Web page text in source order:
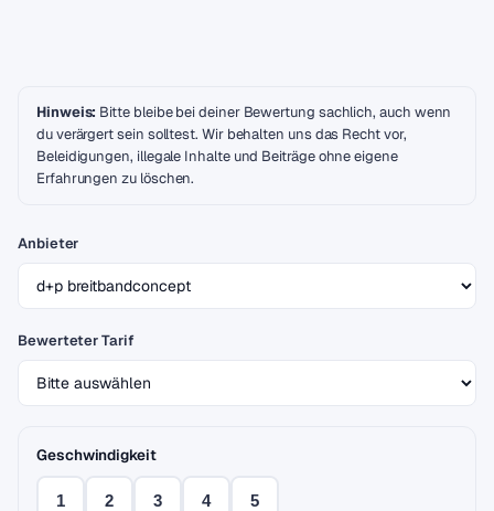
Hinweis: Bitte bleibe bei deiner Bewertung sachlich, auch wenn
du verärgert sein solltest. Wir behalten uns das Recht vor,
Beleidigungen, illegale Inhalte und Beiträge ohne eigene
Erfahrungen zu löschen.
Anbieter
Bewerteter Tarif
Geschwindigkeit
1 2 3 4 5